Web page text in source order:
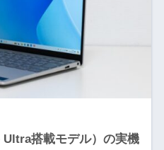
搭載モデル）の実機